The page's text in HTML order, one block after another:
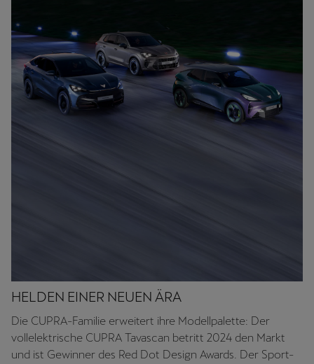
HELDEN EINER NEUEN ÄRA
Die CUPRA-Familie erweitert ihre Modellpalette: Der
vollelektrische CUPRA Tavascan betritt 2024 den Markt
und ist Gewinner des Red Dot Design Awards. Der Sport-